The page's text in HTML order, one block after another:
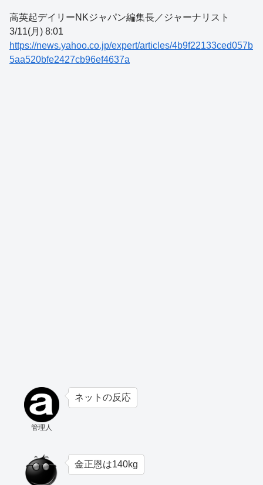
高英起デイリーNKジャパン編集長／ジャーナリスト
3/11(月) 8:01
https://news.yahoo.co.jp/expert/articles/4b9f22133ced057b
5aa520bfe2427cb96ef4637a
管理人
ネットの反応
金正恩は140kg